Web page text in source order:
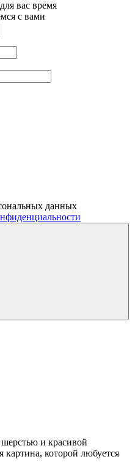
вас время
с вами
данных
и красивой
картина, которой любуется